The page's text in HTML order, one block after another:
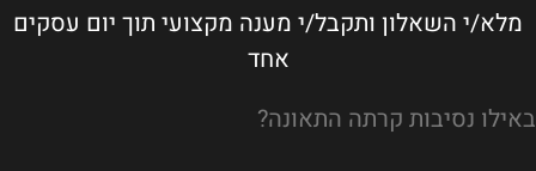
מלא/י השאלון ותקבל/י מענה מקצועי תוך יום עסקים
אחד
באילו נסיבות קרתה התאונה?